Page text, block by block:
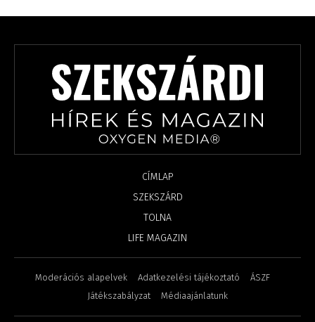
CÍMLAP
SZEKSZÁRD
TOLNA
LIFE MAGAZIN
Moderációs alapelvek Adatkezelési tájékoztató
ÁSZF
Játékszabályzat
Médiaajánlatunk